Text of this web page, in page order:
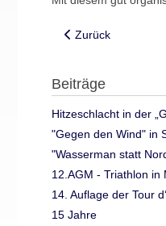
Vorheriger Beitrag:
Zurück
Beiträge
Hitzeschlacht in der
"Gegen den Wind" in
"Wasserman statt
12.AGM - Triathlon in
14. Auflage der Tour
15 Jahre